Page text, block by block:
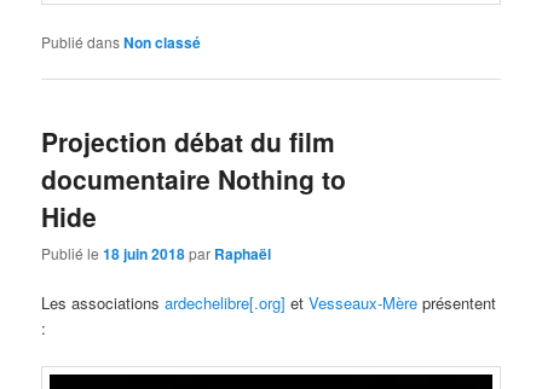
Publié dansNon classé
Projection débat du film
documentaire Nothing to
Hide
Publié le18 juin 2018par Raphaël
Les associationsardechelibre[.org] etVesseaux-Mère présentent
: